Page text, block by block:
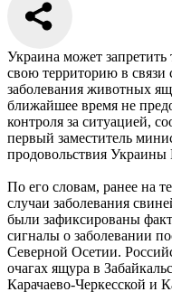
Украина может запретить
свою территорию в связи
заболевания животных
ближайшее время не
контроля за ситуацией,
первый заместитель
продовольствия
По его словам, ранее на
случаи заболевания
были зафиксированы
сигналы о заболевании
Северной Осетии.
очагах ящура в
Карачаево-Черкесской и